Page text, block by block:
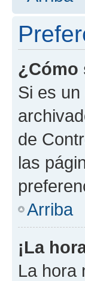
¿Cómo
Si es
de
las
Arriba
¡La
La hora